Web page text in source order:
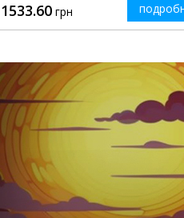
1533.60 грн